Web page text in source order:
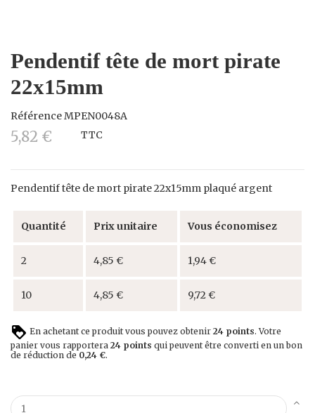
Pendentif tête de mort pirate
22x15mm
RéférenceMPEN0048A
5,82 € TTC
Pendentif tête de mort pirate 22x15mm plaqué argent
Quantité Prix unitaire Vous économisez
2 4,85 € 1,94 €
10 4,85 € 9,72 €
En achetant ce produit vous pouvez obtenir 24 points. Votre
panier vous rapportera 24 points qui peuvent être converti en un bon
de réduction de 0,24 €.